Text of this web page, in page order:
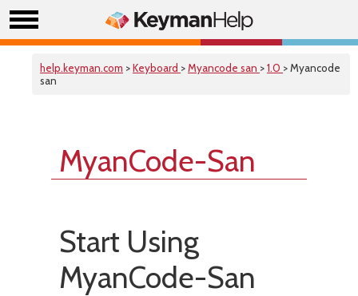
help.keyman.com >Keyboard >Myancode san >1.0 > Myancode
san
MyanCode-San
Start Using
MyanCode-San